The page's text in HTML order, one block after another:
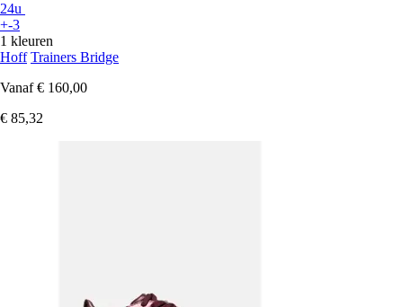
24u
+-3
1 kleuren
Hoff Trainers Bridge
Vanaf € 160,00
€ 85,32